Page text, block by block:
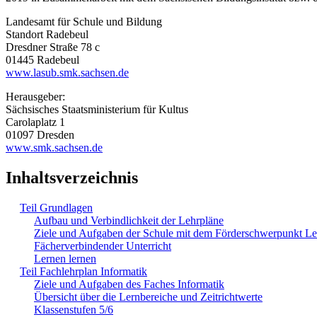
Landesamt für Schule und Bildung
Standort Radebeul
Dresdner Straße 78 c
01445 Radebeul
www.lasub.smk.sachsen.de
Herausgeber:
Sächsisches Staatsministerium für Kultus
Carolaplatz 1
01097 Dresden
www.smk.sachsen.de
Inhaltsverzeichnis
Teil Grundlagen
Aufbau und Verbindlichkeit der Lehrpläne
Ziele und Aufgaben der Schule mit dem Förderschwerpunkt
Fächerverbindender Unterricht
Lernen lernen
Teil Fachlehrplan Informatik
Ziele und Aufgaben des Faches Informatik
Übersicht über die Lernbereiche und Zeitrichtwerte
Klassenstufen 5/6